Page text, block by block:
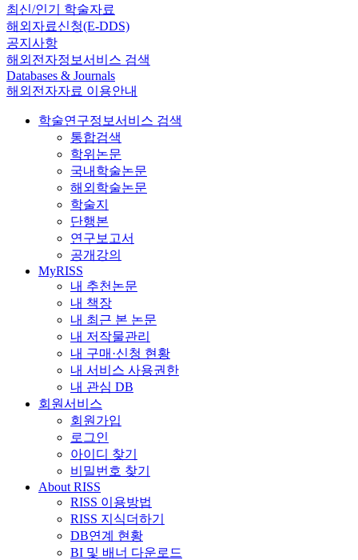
최신/인기 학술자료
해외자료신청(E-DDS)
공지사항
해외전자정보서비스 검색
Databases & Journals
해외전자자료 이용안내
학술연구정보서비스 검색
통합검색
학위논문
국내학술논문
해외학술논문
학술지
단행본
연구보고서
공개강의
MyRISS
내 추천논문
내 책장
내 최근 본 논문
내 저작물관리
내 구매·신청 현황
내 서비스 사용권한
내 관심 DB
회원서비스
회원가입
로그인
아이디 찾기
비밀번호 찾기
About RISS
RISS 이용방법
RISS 지식더하기
DB연계 현황
BI 및 배너 다운로드